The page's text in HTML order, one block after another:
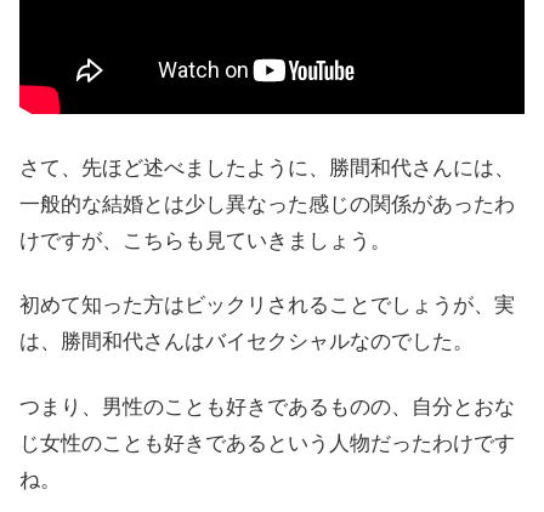
さて、先ほど述べましたように、勝間和代さんには、
一般的な結婚とは少し異なった感じの関係があったわ
けですが、こちらも見ていきましょう。
初めて知った方はビックリされることでしょうが、実
は、勝間和代さんはバイセクシャルなのでした。
つまり、男性のことも好きであるものの、自分とおな
じ女性のことも好きであるという人物だったわけです
ね。